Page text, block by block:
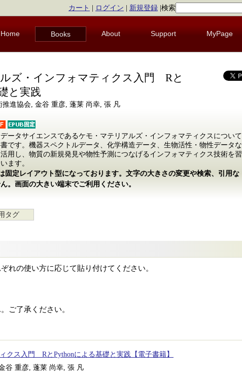
カート ログイン 新規登録 検索
Home Books About Support MyPage
ズ・インフォマティクス入門 Rと
と実践
進協会, 金谷 重彦, 蓬莱 尚幸, 張 凡
ータサイエンスであるケモ・マテリアルズ・インフォマティクスについて
です。機器スペクトルデータ、化学構造データ、生物活性・物性データな
用し、物質の新規発見や物性予測につなげるインフォマティクス技術を習
ます。
固定レイアウト型になっております。文字の大きさの変更や検索、引用な
。画面の大きい端末でご利用ください。
タグ
れの使い方に応じて貼り付けてください。
ご了承ください。
クス入門 RとPythonによる基礎と実践【電子書籍】
谷 重彦, 蓬莱 尚幸, 張 凡